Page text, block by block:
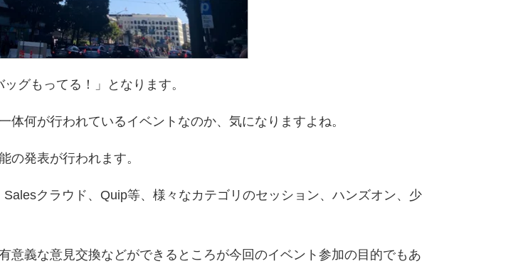
グもってる！」となります。
体何が行われているイベントなのか、気になりますよね。
の発表が行われます。
クラウド、 Quip等、様々なカテゴリのセッション、ハンズオン、少
意義な意見交換などができるところが今回のイベント参加の目的でもあ